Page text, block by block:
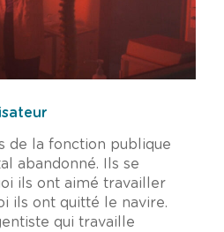
de la fonction publique
abandonné. Ils se
ils ont aimé travailler
ils ont quitté le navire.
qui travaille